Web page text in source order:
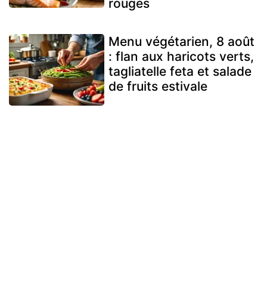
rouges
Menu végétarien, 8 août
: flan aux haricots verts,
tagliatelle feta et salade
de fruits estivale